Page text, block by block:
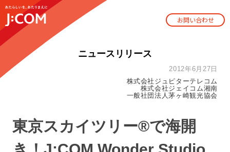
お問い合わせ
ニュースリリース
2012年6月27日
株式会社ジュピターテレコム
株式会社ジェイコム湘南
一般社団法人茅ヶ崎観光協会
東京スカイツリー®で海開